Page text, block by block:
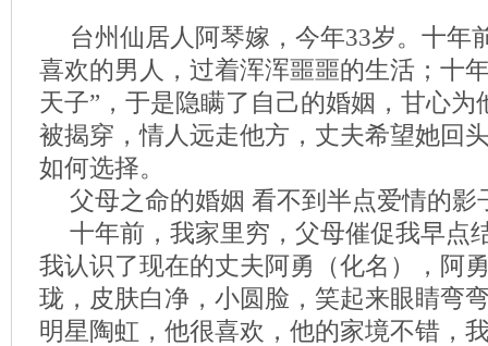
台州仙居人阿琴嫁，今年33岁。十年
喜欢的男人，过着浑浑噩噩的生活；十
天子”，于是隐瞒了自己的婚姻，甘心为
被揭穿，情人远走他方，丈夫希望她回
如何选择。
父母之命的婚姻 看不到半点爱情的影
十年前，我家里穷，父母催促我早点
我认识了现在的丈夫阿勇（化名），阿
珑，皮肤白净，小圆脸，笑起来眼睛弯
明星陶虹，他很喜欢，他的家境不错，